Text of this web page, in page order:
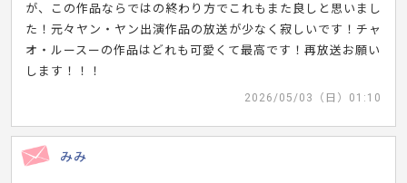
が、この作品ならではの終わり方でこれもまた良しと思いまし
た！元々ヤン・ヤン出演作品の放送が少なく寂しいです！チャ
オ・ルースーの作品はどれも可愛くて最高です！再放送お願い
します！！！
2026/05/03（日）01:10
みみ